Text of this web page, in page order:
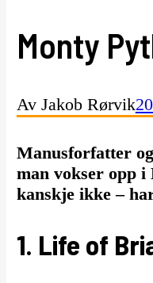
Monty
Av Jakob Rørvik
Manusforfatter
man vokser opp
kanskje ikke –
1. Life of